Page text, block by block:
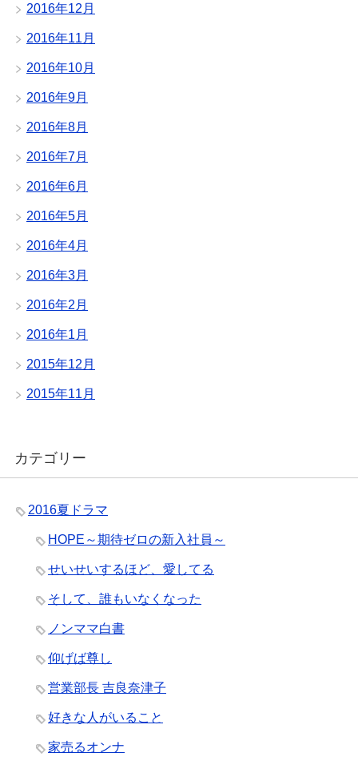
2016年12月
2016年11月
2016年10月
2016年9月
2016年8月
2016年7月
2016年6月
2016年5月
2016年4月
2016年3月
2016年2月
2016年1月
2015年12月
2015年11月
カテゴリー
2016夏ドラマ
HOPE～期待ゼロの新入社員～
せいせいするほど、愛してる
そして、誰もいなくなった
ノンママ白書
仰げば尊し
営業部長 吉良奈津子
好きな人がいること
家売るオンナ